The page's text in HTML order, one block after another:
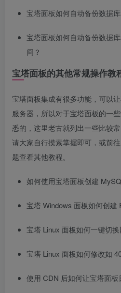
宝塔面板如何自动备份数据
宝塔面板如何自动备份数据
间？
宝塔面板的其他常规操作教
宝塔面板集成有很多功能，可以
服务器，所以对于宝塔面板的一
悉的，这里老古就列出一些比较
请大家自行摸索掌握即可，或前
题查看其他教程。
如何使用宝塔面板创建
宝塔 Windows 面板如何创建
宝塔 Linux 面板如何一键切
宝塔 Linux 面板如何修改如
使用 CDN 后如何让宝塔面板